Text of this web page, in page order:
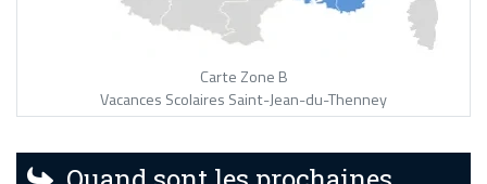
Carte Zone B
Vacances Scolaires Saint-Jean-du-Thenney